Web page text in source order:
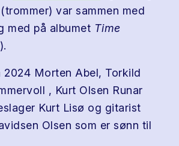
(trommer) var sammen med
med på albumet Time
2024 Morten Abel, Torkild
, Kurt Olsen Runar
Kurt Lisø og gitarist
Olsen som er sønn til